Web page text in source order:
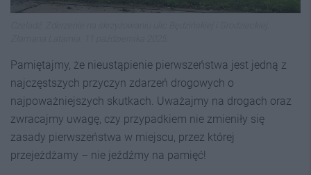
Pamiętajmy, że nieustąpienie pierwszeństwa jest jedną z
najczęstszych przyczyn zdarzeń drogowych o
najpoważniejszych skutkach. Uważajmy na drogach oraz
zwracajmy uwagę, czy przypadkiem nie zmieniły się
zasady pierwszeństwa w miejscu, przez której
przejeżdżamy – nie jeźdźmy na pamięć!